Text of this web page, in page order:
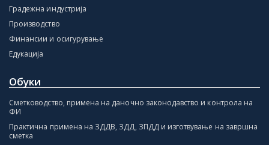
Градежна индустрија
Производство
Финансии и осигурување
Едукација
Обуки
Сметководство, примена на даночно законодавство и контрола на
ФИ
Практична примена на ЗДДВ, ЗДД, ЗПДД и изготвување на завршна
сметка